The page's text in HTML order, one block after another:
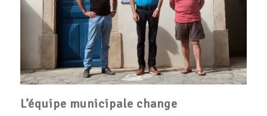
L’équipe municipale change